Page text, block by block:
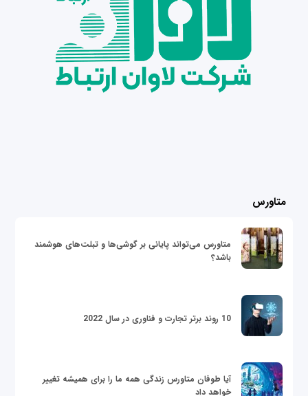
متاورس
متاورس می‌تواند پایانی بر گوشی‌ها و تبلت‌های هوشمند
باشد؟
10 روند برتر تجارت و فناوری در سال 2022
آیا طوفان متاورس زندگی همه ما را برای همیشه تغییر
خواهد داد